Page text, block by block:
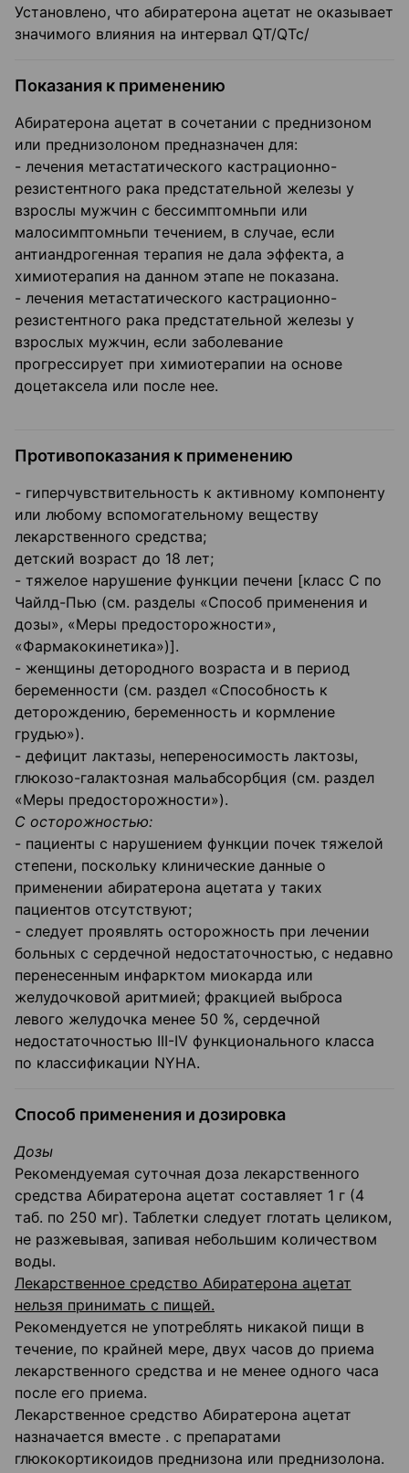
Установлено, что абиратерона ацетат не оказывает
значимого влияния на интервал QT/QTc/
Показания к применению
Абиратерона ацетат в сочетании с преднизоном
или преднизолоном предназначен для:
- лечения метастатического кастрационно-
резистентного рака предстательной железы у
взрослы мужчин с бессимптомньпи или
малосимптомньпи течением, в случае, если
антиандрогенная терапия не дала эффекта, а
химиотерапия на данном этапе не показана.
- лечения метастатического кастрационно-
резистентного рака предстательной железы у
взрослых мужчин, если заболевание
прогрессирует при химиотерапии на основе
доцетаксела или после нее.
Противопоказания к применению
- гиперчувствительность к активному компоненту
или любому вспомогательному веществу
лекарственного средства;
детский возраст до 18 лет;
- тяжелое нарушение функции печени [класс С по
Чайлд-Пью (см. разделы «Способ применения и
дозы», «Меры предосторожности»,
«Фармакокинетика»)].
- женщины детородного возраста и в период
беременности (см. раздел «Способность к
деторождению, беременность и кормление
грудью»).
- дефицит лактазы, непереносимость лактозы,
глюкозо-галактозная мальабсорбция (см. раздел
«Меры предосторожности»).
С осторожностью:
- пациенты с нарушением функции почек тяжелой
степени, поскольку клинические данные о
применении абиратерона ацетата у таких
пациентов отсутствуют;
- следует проявлять осторожность при лечении
больных с сердечной недостаточностью, с недавно
перенесенным инфарктом миокарда или
желудочковой аритмией; фракцией выброса
левого желудочка менее 50 %, сердечной
недостаточностью III-IV функционального класса
по классификации NYHA.
Способ применения и дозировка
Дозы
Рекомендуемая суточная доза лекарственного
средства Абиратерона ацетат составляет 1 г (4
таб. по 250 мг). Таблетки следует глотать целиком,
не разжевывая, запивая небольшим количеством
воды.
Лекарственное средство Абиратерона ацетат
нельзя принимать с пищей.
Рекомендуется не употреблять никакой пищи в
течение, по крайней мере, двух часов до приема
лекарственного средства и не менее одного часа
после его приема.
Лекарственное средство Абиратерона ацетат
назначается вместе . с препаратами
глюкокортикоидов преднизона или преднизолона.